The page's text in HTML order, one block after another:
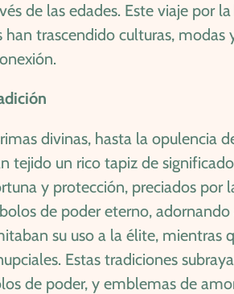
de las edades. Este viaje por
trascendido culturas, modas
divinas, hasta la opulencia
tejido un rico tapiz de
y protección, preciados por
de poder eterno, adornando
su uso a la élite, mientras
Estas tradiciones
de poder, y emblemas de